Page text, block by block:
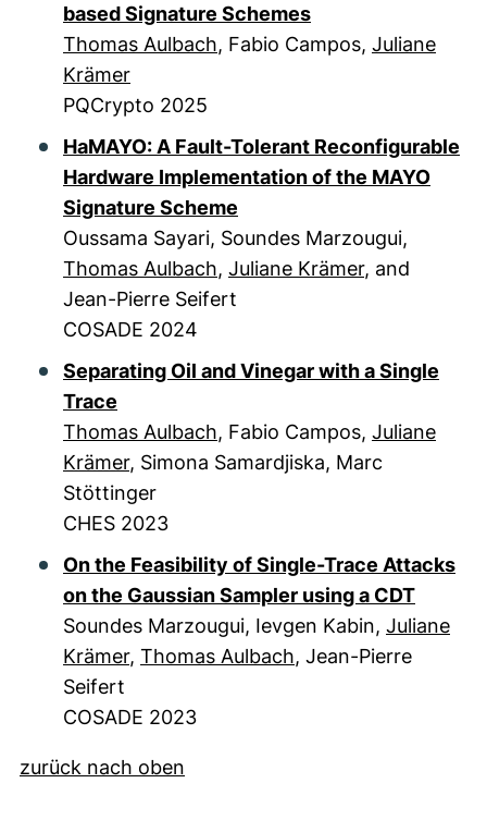
based Signature Schemes
Thomas Aulbach, Fabio Campos, Juliane
Krämer
PQCrypto 2025
HaMAYO: A Fault-Tolerant Reconfigurable
Hardware Implementation of the MAYO
Signature Scheme
Oussama Sayari, Soundes Marzougui,
Thomas Aulbach, Juliane Krämer, and
Jean-Pierre Seifert
COSADE 2024
Separating Oil and Vinegar with a Single
Trace
Thomas Aulbach, Fabio Campos, Juliane
Krämer, Simona Samardjiska, Marc
Stöttinger
CHES 2023
On the Feasibility of Single-Trace Attacks
on the Gaussian Sampler using a CDT
Soundes Marzougui, Ievgen Kabin, Juliane
Krämer, Thomas Aulbach, Jean-Pierre
Seifert
COSADE 2023
zurück nach oben